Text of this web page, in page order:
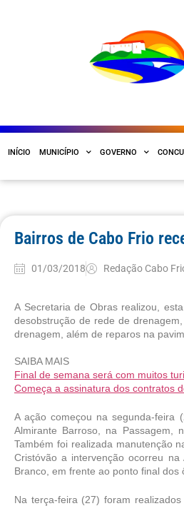
INÍCIO MUNICÍPIO GOVERNO
Bairros de Cabo Frio
01/03/2018 Redação Cabo
A Secretaria de Obras realizou,
desobstrução de rede de
drenagem, além de reparos na
SAIBA MAIS
Final de semana será com muitos
Começa a assinatura dos contratos
A ação começou na segunda-feira
Almirante Barroso, na Passagem,
Também foi realizada manutenção
Cristóvão a intervenção ocorreu
Branco, em frente ao ponto final dos
Na terça-feira (27) foram